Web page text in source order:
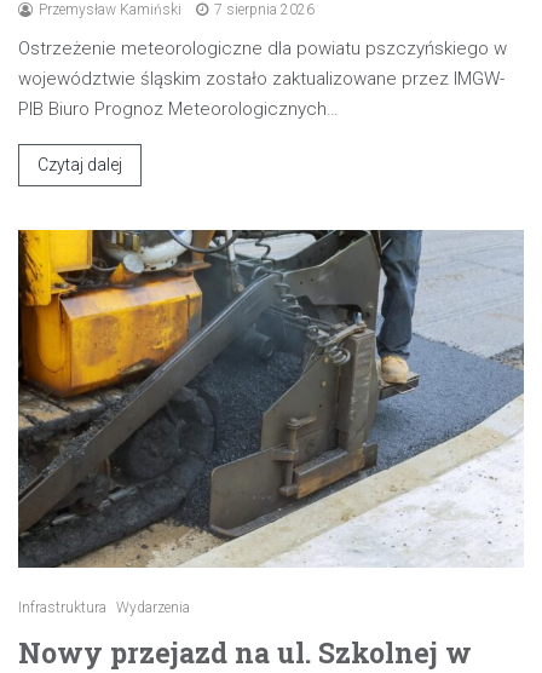
Przemysław Kamiński 7 sierpnia 2026
Ostrzeżenie meteorologiczne dla powiatu pszczyńskiego w
województwie śląskim zostało zaktualizowane przez IMGW-
PIB Biuro Prognoz Meteorologicznych…
Czytaj dalej
Infrastruktura Wydarzenia
Nowy przejazd na ul. Szkolnej w